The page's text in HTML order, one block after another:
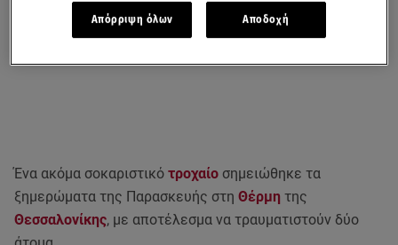
Ένα ακόμα σοκαριστικό τροχαίο σημειώθηκε τα
ξημερώματα της Παρασκευής στη Θέρμη της
Θεσσαλονίκης, με αποτέλεσμα να τραυματιστούν δύο
Απόρριψη όλων Αποδοχή